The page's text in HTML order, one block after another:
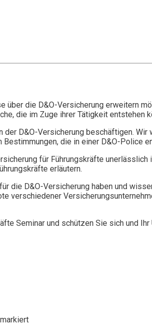
die D&O-Versicherung erweitern
die im Zuge ihrer Tätigkeit entstehen
D&O-Versicherung beschäftigen.
die in einer D&O-Police
für Führungskräfte
erläutern.
D&O-Versicherung haben und
verschiedener
Seminar und schützen Sie sich und
markiert